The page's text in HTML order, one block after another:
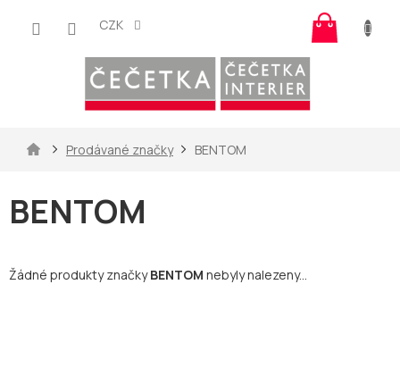
CZK
košík
DomůProdávané značky BENTOM
BENTOM
Žádné produkty značkyBENTOM nebyly nalezeny...